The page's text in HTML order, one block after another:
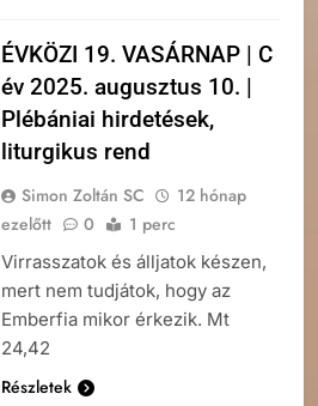
ÉVKÖZI 19. VASÁRNAP | C
év 2025. augusztus 10. |
Plébániai hirdetések,
liturgikus rend
Simon Zoltán SC
12 hónap
ezelőtt
0 1 perc
Virrasszatok és álljatok készen,
mert nem tudjátok, hogy az
Emberfia mikor érkezik. Mt
24,42
Részletek